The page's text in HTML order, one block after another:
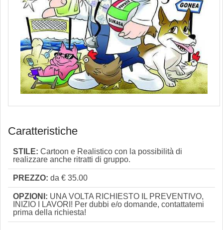
Caratteristiche
STILE: Cartoon e Realistico con la possibilità di
realizzare anche ritratti di gruppo.
PREZZO: da € 35.00
OPZIONI: UNA VOLTA RICHIESTO IL PREVENTIVO,
INIZIO I LAVORI! Per dubbi e/o domande, contattatemi
prima della richiesta!